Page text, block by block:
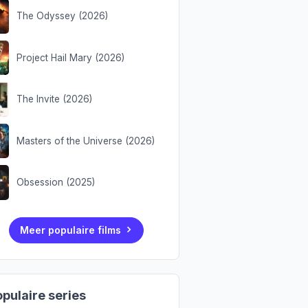
The Odyssey (2026)
Project Hail Mary (2026)
The Invite (2026)
Masters of the Universe (2026)
Obsession (2025)
Meer populaire films
series